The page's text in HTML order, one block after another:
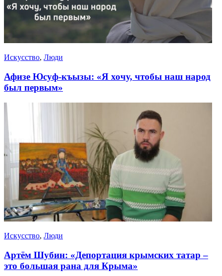
Искусство, Люди
Афизе Юсуф-къызы: «Я хочу, чтобы наш народ
был первым»
Искусство, Люди
Артём Шубин: «Депортация крымских татар –
это большая рана для Крыма»